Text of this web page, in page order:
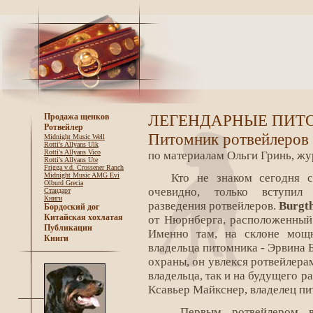
Продажа щенков
Ротвейлер
Midnight Music Well
Rotti's Allyans Ulk
Rotti's Allyans Vico
Rotti's Allyans Ute
Frigga v.d. Crossener Ranch
Midnight Music AMG Evi
Olburd Grecia
Стандарт
Книги
Бордоский дог
Китайская хохлатая
Публикации
Книги
ЛЕГЕНДАРНЫЕ
Питомник
по материалам Ольги Гринь,
Кто не знаком сегодня
очевидно, только
разведения ротвейлеров.
от Нюрнберга,
Именно там, на склоне
владельца питомника -
охраны, он увлекся
владельца, так и на будущего
Ксавьер Майкснер, владелец